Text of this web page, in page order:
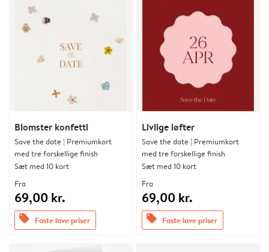
Blomster konfetti
Save the date | Premiumkort
med tre forskellige finish
Sæt med 10 kort
Fra
69,00 kr.
offers Faste lave priser
Livlige løfter
Save the date | Premiumkort
med tre forskellige finish
Sæt med 10 kort
Fra
69,00 kr.
offers Faste lave priser